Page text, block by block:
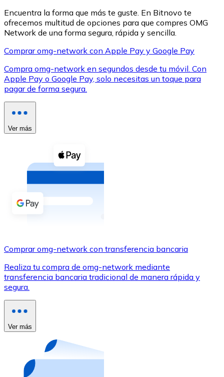
Ver todo
Compra criptomonedas con efectivo en tu tienda más
Comprar con efectivo
Transferencia SEPA
Añade fondos a tu cuenta Bitnovo o realiza compras
Comprar con Transferencia
Utiliza tarjetas Visa y Mastercard para comprar
Comprar con tarjeta
Tienda - Tarjetas regalo
Nuevo
Ir a la tienda de tarjetas regalo
Encuentra la forma que más te guste. En Bitnovo te
ofrecemos multitud de opciones para que compres OMG
Network de una forma segura, rápida y sencilla.
Comprar omg-network con Apple Pay y Google Pay
Compra omg-network en segundos desde tu móvil. Con
Apple Pay o Google Pay, solo necesitas un toque para
pagar de forma segura.
Ver más
Comprar omg-network con transferencia bancaria
Realiza tu compra de omg-network mediante
transferencia bancaria tradicional de manera rápida y
segura.
Ver más